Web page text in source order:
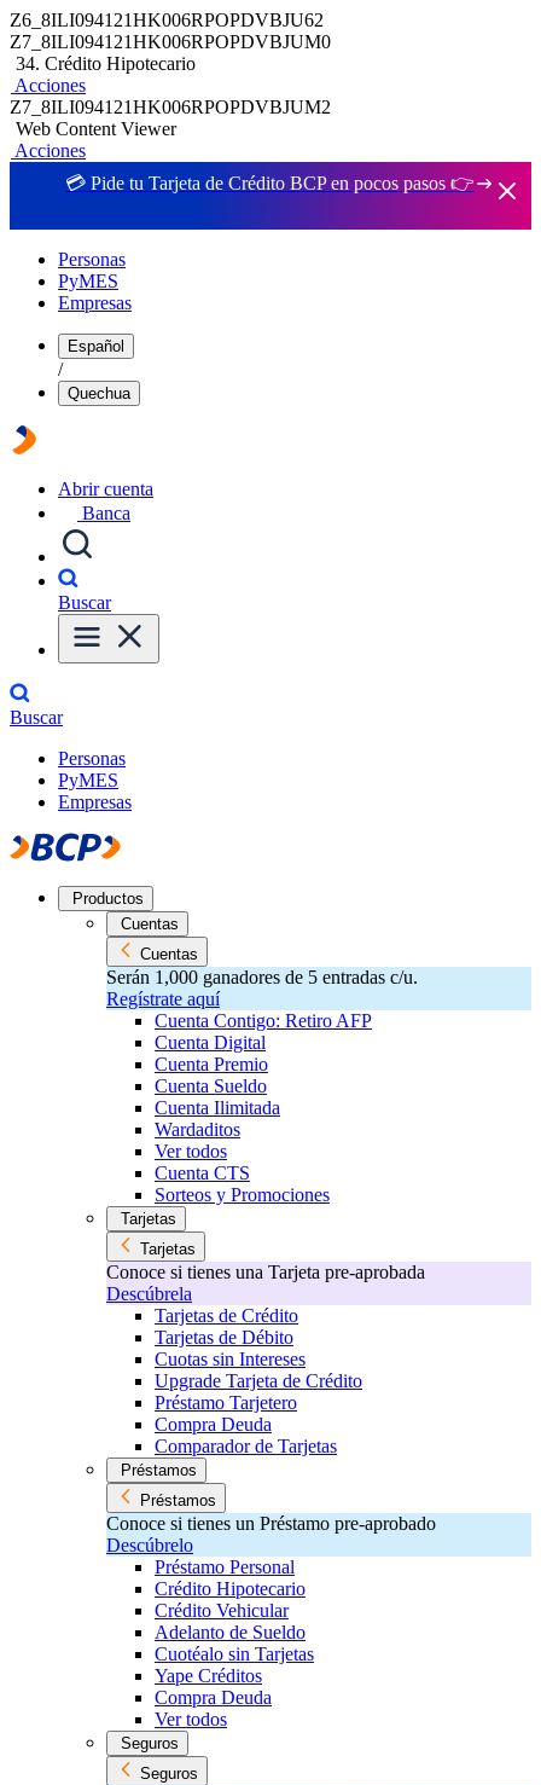
Z6_8ILI094121HK006RPOPDVBJU62
Z7_8ILI094121HK006RPOPDVBJUM0
34. Crédito Hipotecario
Acciones
Z7_8ILI094121HK006RPOPDVBJUM2
Web Content Viewer
Acciones
💳 Pide tu Tarjeta de Crédito BCP en pocos pasos 👉
Personas
PyMES
Empresas
Español
/
Quechua
Abrir cuenta
Banca
Buscar
Buscar
Personas
PyMES
Empresas
Productos
Cuentas
Cuentas
Serán 1,000 ganadores de 5 entradas c/u.
Regístrate aquí
Cuenta Contigo: Retiro AFP
Cuenta Digital
Cuenta Premio
Cuenta Sueldo
Cuenta Ilimitada
Wardaditos
Ver todos
Cuenta CTS
Sorteos y Promociones
Tarjetas
Tarjetas
Conoce si tienes una Tarjeta pre-aprobada
Descúbrela
Tarjetas de Crédito
Tarjetas de Débito
Cuotas sin Intereses
Upgrade Tarjeta de Crédito
Préstamo Tarjetero
Compra Deuda
Comparador de Tarjetas
Préstamos
Préstamos
Conoce si tienes un Préstamo pre-aprobado
Descúbrelo
Préstamo Personal
Crédito Hipotecario
Crédito Vehicular
Adelanto de Sueldo
Cuotéalo sin Tarjetas
Yape Créditos
Compra Deuda
Ver todos
Seguros
Seguros